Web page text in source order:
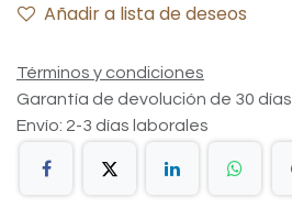
Añadir a lista de deseos
Términos y condiciones
Garantía de devolución de 30 días
Envío: 2-3 días laborales